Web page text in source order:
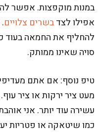
במנות מוקפצות. אפשר
אפילו לצדבשרים צלויים
להחליף את החמאה בעוד
סויה שאינו ממותק.
טיפ נוסף: אם אתם
מעט ציר ירקות או ציר
עשירה עוד יותר. אני
כמו שיטאקה או פטריות